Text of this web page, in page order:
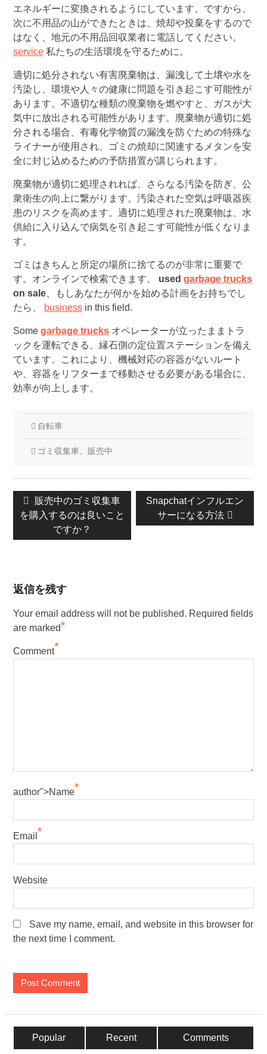
エネルギーに変換されるようにしています。ですから、
次に不用品の山ができたときは、焼却や投棄をするので
はなく、地元の不用品回収業者に電話してください。
service私たちの生活環境を守るために。
適切に処分されない有害廃棄物は、漏洩して土壌や水を
汚染し、環境や人々の健康に問題を引き起こす可能性が
あります。不適切な種類の廃棄物を燃やすと、ガスが大
気中に放出される可能性があります。廃棄物が適切に処
分される場合、有毒化学物質の漏洩を防ぐための特殊な
ライナーが使用され、ゴミの焼却に関連するメタンを安
全に封じ込めるための予防措置が講じられます。
廃棄物が適切に処理されれば、さらなる汚染を防ぎ、公
衆衛生の向上に繋がります。汚染された空気は呼吸器疾
患のリスクを高めます。適切に処理された廃棄物は、水
供給に入り込んで病気を引き起こす可能性が低くなりま
す。
ゴミはきちんと所定の場所に捨てるのが非常に重要で
す。オンラインで検索できます。 used garbage trucks
on sale、もしあなたが何かを始める計画をお持ちでし
たら、
businessin this field.
Some garbage trucksオペレーターが立ったままトラ
ックを運転できる、縁石側の定位置ステーションを備え
ています。これにより、機械対応の容器がないルート
や、容器をリフターまで移動させる必要がある場合に、
効率が向上します。
自転車
ゴミ収集車、販売中
投
稿
ナ
ビ
シ
ョ
ン
前
の
販売中のゴミ収集車
を購入するのは良いこと
ですか？
次
Snapchatインフルエン
サーになる方法
返信を残す
Your email address will not be published. Required fields
are marked*
Comment*
author">Name*
Email *
Website
Save my name, email, and website in this browser for
the next time I comment.
Popular Recent Comments